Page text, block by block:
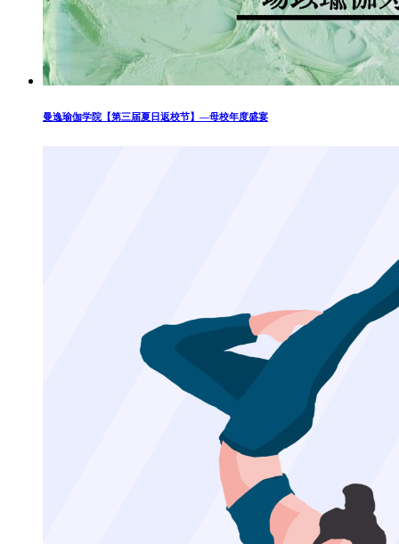
曼逸瑜伽学院【第三届夏日返校节】—母校年度盛宴